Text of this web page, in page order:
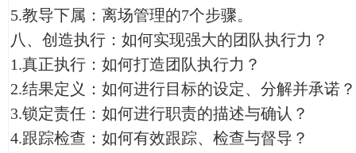
5.教导下属：离场管理的7个步骤。
八、创造执行：如何实现强大的团队执行力？
1.真正执行：如何打造团队执行力？
2.结果定义：如何进行目标的设定、分解并承诺？
3.锁定责任：如何进行职责的描述与确认？
4.跟踪检查：如何有效跟踪、检查与督导？